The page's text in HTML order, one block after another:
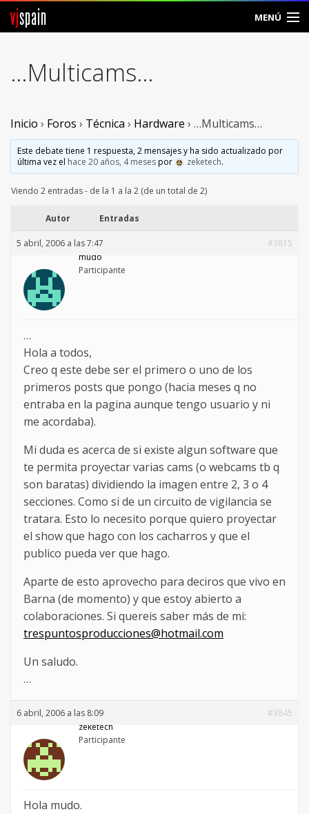
vjspain MENÚ
Foros
Vjspain
Contacto
Entrar
Crear Cuenta
…Multicams…
Inicio › Foros › Técnica › Hardware › …Multicams…
Este debate tiene 1 respuesta, 2 mensajes y ha sido actualizado por
última vez el hace 20 años, 4 mesespor zeketech.
Viendo 2 entradas - de la 1 a la 2 (de un total de 2)
Autor Entradas
5 abril, 2006 a las 7:47
#3815
mudo
Participante
…
Hola a todos,
Creo q este debe ser el primero o uno de los
primeros posts que pongo (hacia meses q no
entraba en la pagina aunque tengo usuario y ni
me acordaba).
Mi duda es acerca de si existe algun software que
te permita proyectar varias cams (o webcams tb q
son baratas) dividiendo la imagen entre 2, 3 o 4
secciones. Como si de un circuito de vigilancia se
tratara. Esto lo necesito porque quiero proyectar
el show que hago con los cacharros y que el
publico pueda ver que hago.
Aparte de esto aprovecho para deciros que vivo en
Barna (de momento) y que estoy abierto a
colaboraciones. Si quereis saber más de mi:
trespuntosproducciones@hotmail.com
Un saludo.
…
6 abril, 2006 a las 8:09
#3845
zeketech
Participante
Hola mudo.